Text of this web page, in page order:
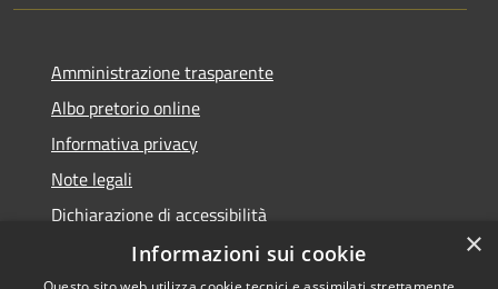
Amministrazione trasparente
Albo pretorio online
Informativa privacy
Note legali
Dichiarazione di accessibilità
×
Informazioni sui cookie